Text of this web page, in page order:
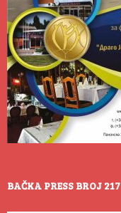
BAČKA PRESS BROJ 217